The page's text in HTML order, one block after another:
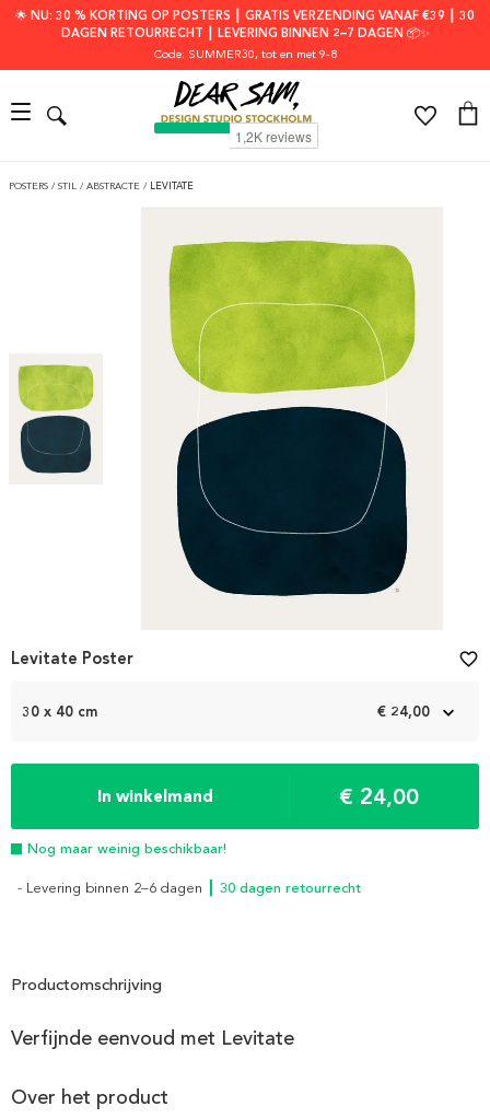
🌟 NU: 30 % KORTING OP POSTERS ┃ GRATIS VERZENDING VANAF €39 ┃ 30
DAGEN RETOURRECHT ┃ LEVERING BINNEN 2–7 DAGEN 📦✨
Code: SUMMER30, tot en met 9-8
POSTERS / STIL / ABSTRACTE / LEVITATE
30 x 40 cm € 24,00
In winkelmand € 24,00
Nog maar weinig beschikbaar!
- Levering binnen 2–6 dagen ┃ 30 dagen retourrecht
Levitate Poster favorite_border
Productomschrijving
Verfijnde eenvoud met Levitate
Over het product